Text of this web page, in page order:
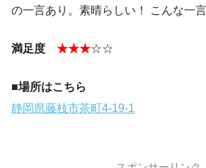
の一言あり。素晴らしい！ こんな一
満足度 ★★★☆☆
■場所はこちら
静岡県藤枝市茶町4-19-1